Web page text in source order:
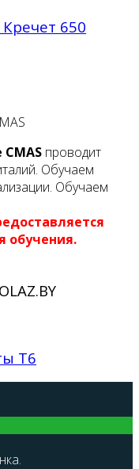
650
проводит
Обучаем
Обучаем
обучения.
Т6